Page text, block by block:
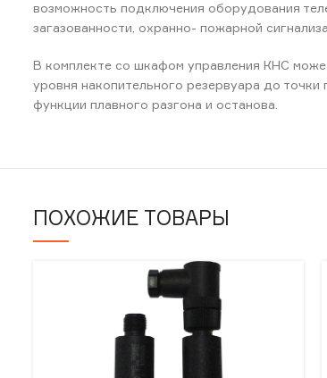
возможность подключения оборудования
загазованности, охранно- пожарной
В комплекте со шкафом управления КНС
уровня накопительного резервуара до
функции плавного разгона и останова.
ПОХОЖИЕ ТОВАРЫ